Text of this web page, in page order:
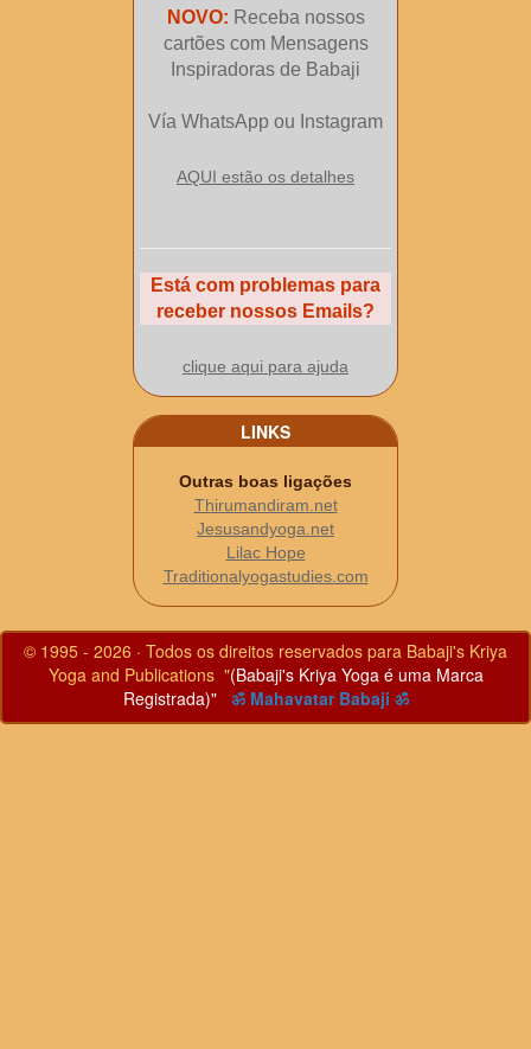
NOVO: Receba nossos
cartões com Mensagens
Inspiradoras de Babaji
Vía WhatsApp ou Instagram
AQUI estão os detalhes
Está com problemas para
receber nossos Emails?
clique aqui para ajuda
LINKS
Outras boas ligações
Thirumandiram.net
Jesusandyoga.net
Lilac Hope
Traditionalyogastudies.com
© 1995 - 2026 · Todos os direitos reservados para Babaji's Kriya
Yoga and Publications "(Babaji's Kriya Yoga é uma Marca
Registrada)"
ॐ Mahavatar Babaji ॐ